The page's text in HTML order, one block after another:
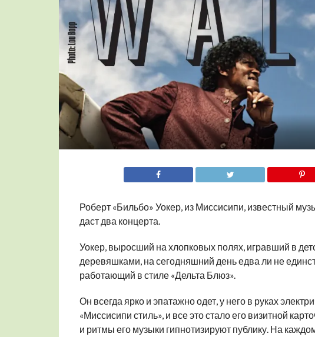
Роберт «Бильбо» Уокер, из Миссисипи, известный
даст два концерта.
Уокер, выросший на хлопковых полях, игравший в
деревяшками, на сегодняшний день едва ли не
работающий в стиле «Дельта Блюз».
Он всегда ярко и эпатажно одет, у него в руках
«Миссисипи стиль», и все это стало его визитной
и ритмы его музыки гипнотизируют публику. На